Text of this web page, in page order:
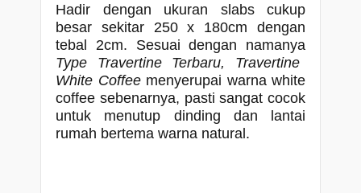
Hadir dengan ukuran slabs cukup
besar sekitar 250 x 180cm dengan
tebal 2cm. Sesuai dengan namanya
Type Travertine Terbaru, Travertine
White Coffeemenyerupai warna white
coffee sebenarnya, pasti sangat cocok
untuk menutup dinding dan lantai
rumah bertema warna natural.